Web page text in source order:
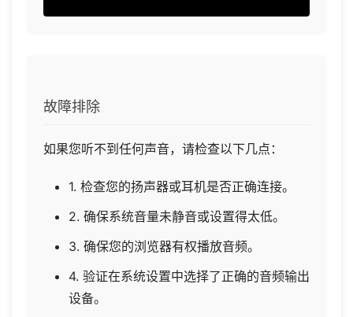
故障排除
如果您听不到任何声音，请检查以下几点：
1. 检查您的扬声器或耳机是否正确连接。
2. 确保系统音量未静音或设置得太低。
3. 确保您的浏览器有权播放音频。
4. 验证在系统设置中选择了正确的音频输出
设备。